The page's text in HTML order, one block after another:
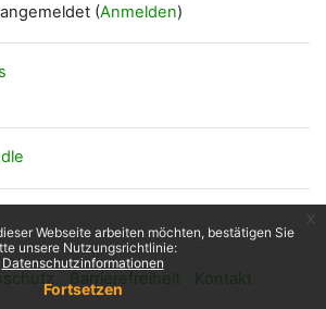
Webseite arbeiten möchten, bestätigen Sie
unsere Nutzungsrichtlinie:
Datenschutzinformationen
Fortsetzen
(Anmelden)
Barrierefreiheit Kontakt